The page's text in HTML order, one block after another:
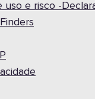
uso e risco -